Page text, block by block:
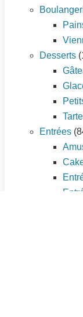
Desserts
Entrées